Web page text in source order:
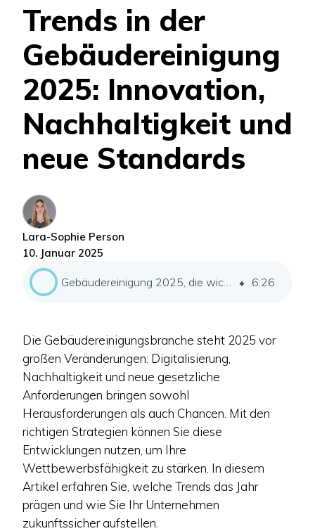
Trends in der
Gebäudereinigung
2025: Innovation,
Nachhaltigkeit und
neue Standards
Lara-Sophie Person
10. Januar 2025
6:26
Die Gebäudereinigungsbranche steht 2025 vor
großen Veränderungen: Digitalisierung,
Nachhaltigkeit und neue gesetzliche
Anforderungen bringen sowohl
Herausforderungen als auch Chancen. Mit den
richtigen Strategien können Sie diese
Entwicklungen nutzen, um Ihre
Wettbewerbsfähigkeit zu stärken. In diesem
Artikel erfahren Sie, welche Trends das Jahr
prägen und wie Sie Ihr Unternehmen
zukunftssicher aufstellen.